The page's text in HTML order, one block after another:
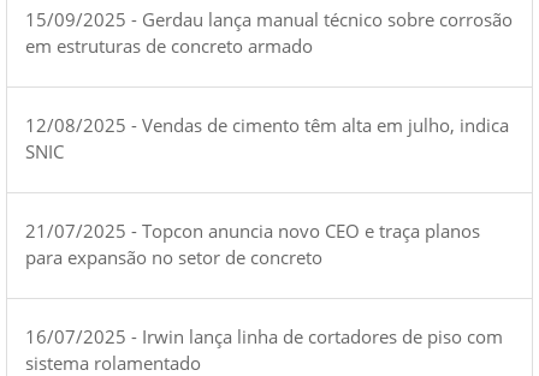
15/09/2025 - Gerdau lança manual técnico sobre corrosão
em estruturas de concreto armado
12/08/2025 - Vendas de cimento têm alta em julho, indica
SNIC
21/07/2025 - Topcon anuncia novo CEO e traça planos
para expansão no setor de concreto
16/07/2025 - Irwin lança linha de cortadores de piso com
sistema rolamentado